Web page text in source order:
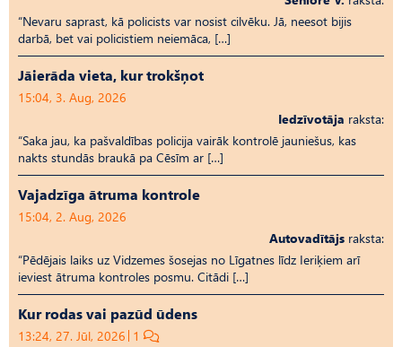
“Nevaru saprast, kā policists var nosist cilvēku. Jā, neesot bijis
darbā, bet vai policistiem neiemāca, […]
Jāierāda vieta, kur trokšņot
15:04, 3. Aug, 2026
Iedzīvotāja raksta:
“Saka jau, ka pašvaldības policija vairāk kontrolē jauniešus, kas
nakts stundās braukā pa Cēsīm ar […]
Vajadzīga ātruma kontrole
15:04, 2. Aug, 2026
Autovadītājs raksta:
“Pēdējais laiks uz Vid­ze­mes šosejas no Līgatnes līdz Ieriķiem arī
ieviest ātruma kontroles posmu. Citādi […]
Kur rodas vai pazūd ūdens
13:24, 27. Jūl, 2026 1